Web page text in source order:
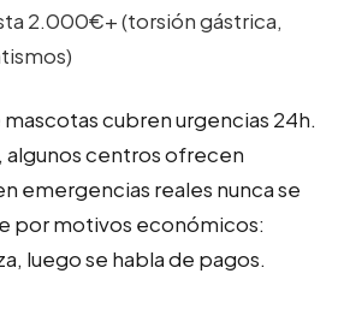
2.000€+ (torsión gástrica,
cubren urgencias 24h.
algunos centros ofrecen
emergencias reales nunca se
por motivos económicos:
luego se habla de pagos.